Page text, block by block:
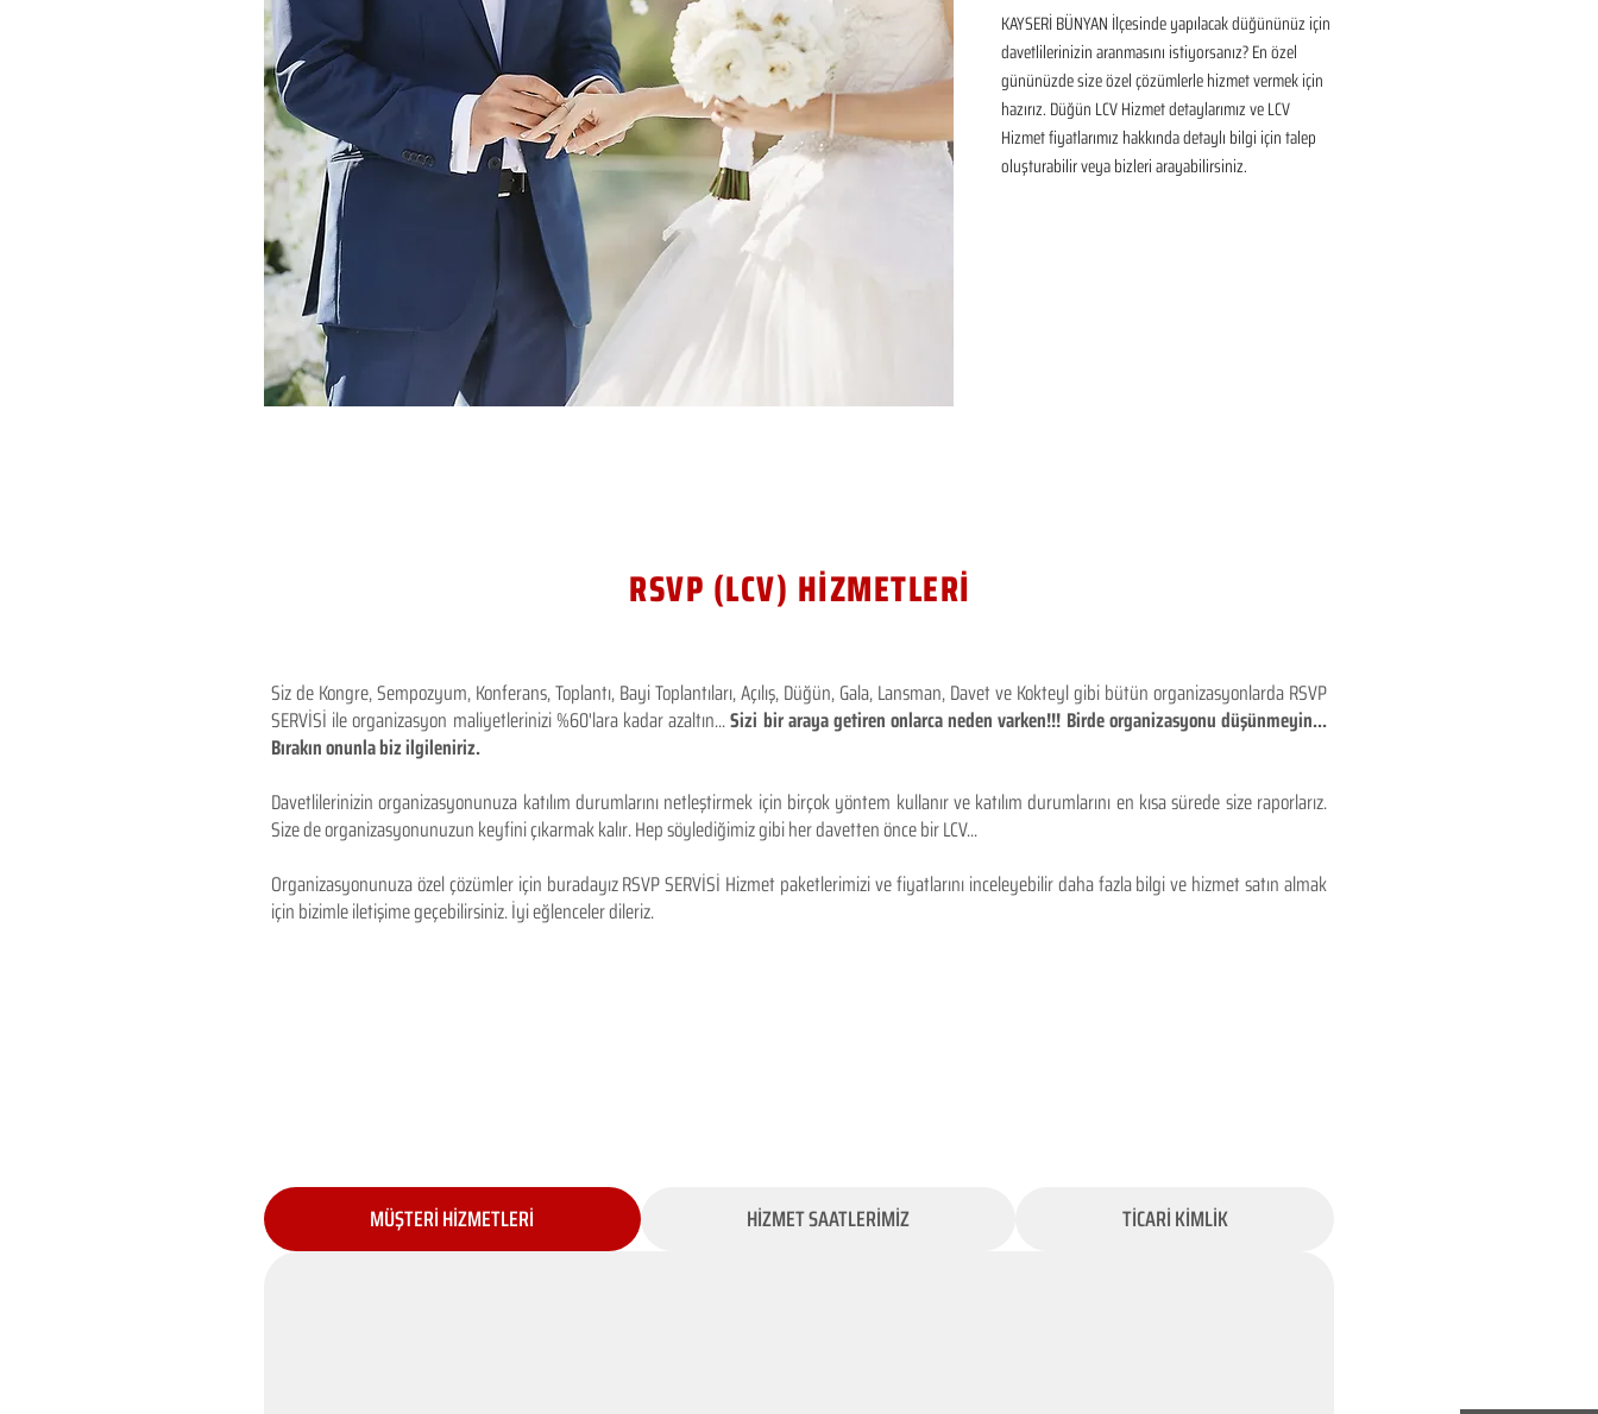
KAYSERİ BÜNYAN İlçesinde yapılacak düğününüz için
davetlilerinizin aranmasını istiyorsanız? En özel
gününüzde size özel çözümlerle hizmet vermek için
hazırız. Düğün LCV Hizmet detaylarımız ve LCV
Hizmet fiyatlarımız hakkında detaylı bilgi için talep
oluşturabilir veya bizleri arayabilirsiniz.
RSVP (LCV) HİZMETLERİ
Siz de Kongre, Sempozyum, Konferans, Toplantı, Bayi Toplantıları, Açılış, Düğün, Gala, Lansman, Davet ve Kokteyl gibi bütün organizasyonlarda RSVP
SERVİSİ ile organizasyon maliyetlerinizi %60'lara kadar azaltın...Sizi bir araya getiren onlarca neden varken!!! Birde organizasyonu düşünmeyin...
Bırakın onunla biz ilgileniriz.
Davetlilerinizin organizasyonunuza katılım durumlarını netleştirmek için birçok yöntem kullanır ve katılım durumlarını en kısa sürede size raporlarız.
Size de organizasyonunuzun keyfini çıkarmak kalır. Hep söylediğimiz gibi her davetten önce bir LCV...
Organizasyonunuza özel çözümler için buradayız RSVP SERVİSİ Hizmet paketlerimizi ve fiyatlarını inceleyebilir daha fazla bilgi ve hizmet satın almak
için bizimle iletişime geçebilirsiniz. İyi eğlenceler dileriz.
MÜŞTERİ HİZMETLERİ HİZMET SAATLERİMİZ TİCARİ KİMLİK